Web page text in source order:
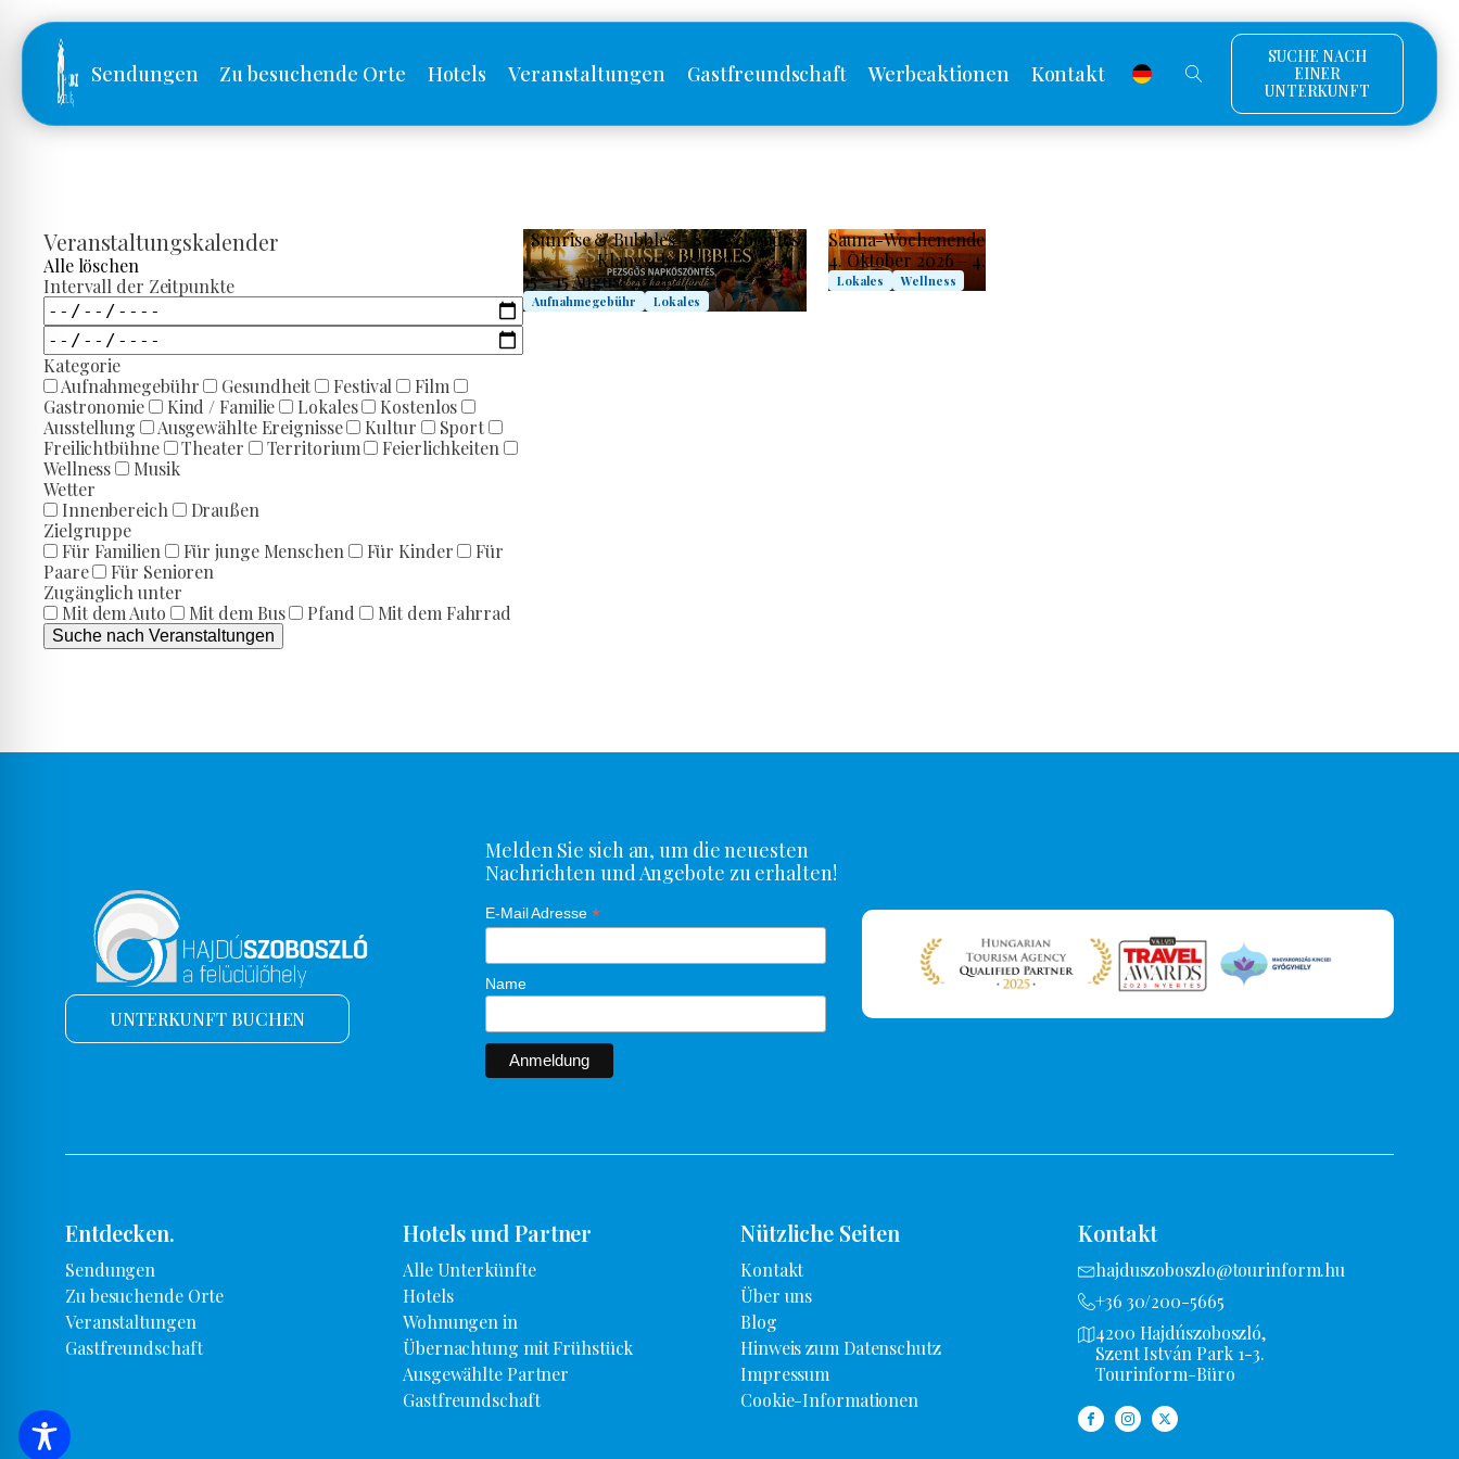
Sendungen Zu besuchende Orte Hotels Veranstaltungen Gastfreundschaft Werbeaktionen Kontakt
SUCHE NACH
EINER
UNTERKUNFT
Veranstaltungskalender
Alle löschen
Intervall der Zeitpunkte
Kategorie
Aufnahmegebühr
Gesundheit Festival
Film
Gastronomie
Kind / Familie Lokales
Kostenlos
Ausstellung
Ausgewählte Ereignisse Kultur
Sport
Freilichtbühne
Theater Territorium
Feierlichkeiten
Wellness
Musik
Wetter
Innenbereich
Draußen
Zielgruppe
Für Familien
Für junge Menschen Für Kinder
Für
Paare
Für Senioren
Zugänglich unter
Mit dem Auto
Mit dem Bus Pfand Mit dem Fahrrad
Suche nach Veranstaltungen
Sunrise & Bubbles – Schwebendes
Klangschalenbad
15 - 15 August 2026.
Aufnahmegebühr Lokales
Sauna-Wochenende
4. Oktober 2026 – 4.
Lokales Wellness
UNTERKUNFT BUCHEN
Melden Sie sich an, um die neuesten
Nachrichten und Angebote zu erhalten!
E-Mail Adresse *
Name
Entdecken.
Sendungen
Zu besuchende Orte
Veranstaltungen
Gastfreundschaft
Hotels und Partner
Alle Unterkünfte
Hotels
Wohnungen in
Übernachtung mit Frühstück
Ausgewählte Partner
Gastfreundschaft
Nützliche Seiten
Kontakt
Über uns
Blog
Hinweis zum Datenschutz
Impressum
Cookie-Informationen
Kontakt
hajduszoboszlo@tourinform.hu
+36 30/200-5665
4200 Hajdúszoboszló,
Szent István Park 1-3.
Tourinform-Büro